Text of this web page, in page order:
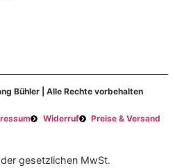
Bühler | Alle Rechte vorbehalten
Widerruf Preise & Versand
gesetzlichen MwSt.